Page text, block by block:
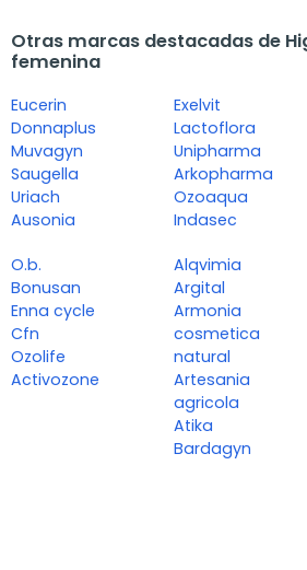
Otras marcas destacadas de
femenina
Eucerin
Donnaplus
Muvagyn
Saugella
Uriach
Ausonia
Exelvit
Lactoflora
Unipharma
Arkopharma
Ozoaqua
Indasec
O.b.
Bonusan
Enna cycle
Cfn
Ozolife
Activozone
Alqvimia
Argital
Armonia
cosmetica
natural
Artesania
agricola
Atika
Bardagyn